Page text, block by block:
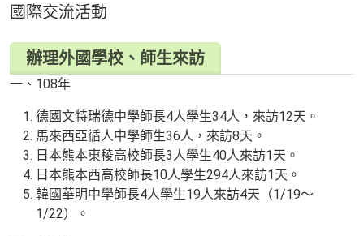
國際交流活動
辦理外國學校、師生來訪
一、108年
德國文特瑞德中學師長4人學生34人，來訪12天。
馬來西亞循人中學師生36人，來訪8天。
日本熊本東稜高校師長3人學生40人來訪1天。
日本熊本西高校師長10人學生294人來訪1天。
韓國華明中學師長4人學生19人來訪4天（1/19～
1/22）。